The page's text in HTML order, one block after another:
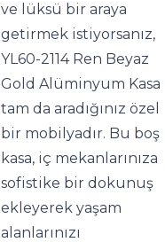
ve lüksü bir araya
getirmek istiyorsanız,
YL60-2114 Ren Beyaz
Gold Alüminyum Kasa
tam da aradığınız özel
bir mobilyadır. Bu boş
kasa, iç mekanlarınıza
sofistike bir dokunuş
ekleyerek yaşam
alanlarınızı